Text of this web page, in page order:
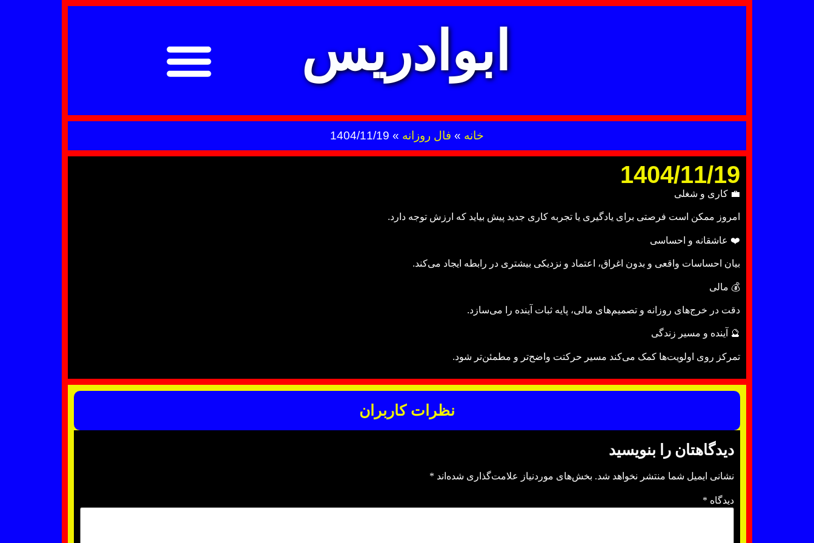
ابوادریس
خانه » فال روزانه »
1404/11/19
1404/11/19
💼 کاری و شغلی
امروز ممکن است فرصتی برای یادگیری یا تجربه کاری جدید پیش بیاید که ارزش توجه دارد.
❤️ عاشقانه و احساسی
بیان احساسات واقعی و بدون اغراق، اعتماد و نزدیکی بیشتری در رابطه ایجاد می‌کند.
💰 مالی
دقت در خرج‌های روزانه و تصمیم‌های مالی، پایه ثبات آینده را می‌سازد.
🔮 آینده و مسیر زندگی
تمرکز روی اولویت‌ها کمک می‌کند مسیر حرکتت واضح‌تر و مطمئن‌تر شود.
نظرات کاربران
دیدگاهتان را بنویسید
نشانی ایمیل شما منتشر نخواهد شد. بخش‌های موردنیاز علامت‌گذاری شده‌اند *
دیدگاه *